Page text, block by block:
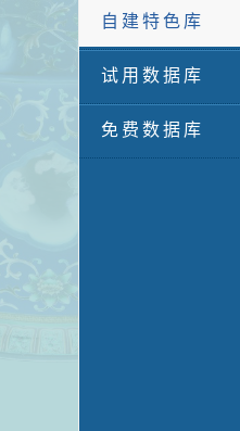
自建特色库
试用数据库
免费数据库